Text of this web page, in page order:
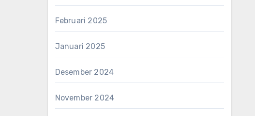
Februari 2025
Januari 2025
Desember 2024
November 2024